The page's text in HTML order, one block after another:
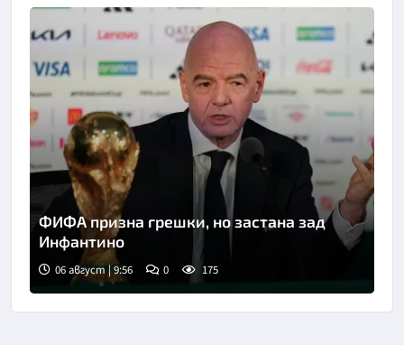
Снимка: Асошиейтед прес
ФИФА призна грешки, но застана зад
Инфантино
06 август | 9:56 0 175